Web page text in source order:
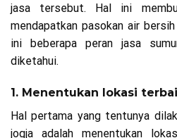
jasa tersebut. Hal ini
mendapatkan pasokan air
ini beberapa peran jasa
diketahui.
1. Menentukan lokasi
Hal pertama yang tentunya
jogja adalah menentukan